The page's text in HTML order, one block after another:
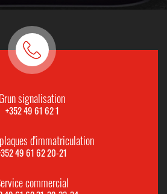
Grun signalisation
+352 49 61 62 1
d'immatriculation
49 61 62 20-21
commercial